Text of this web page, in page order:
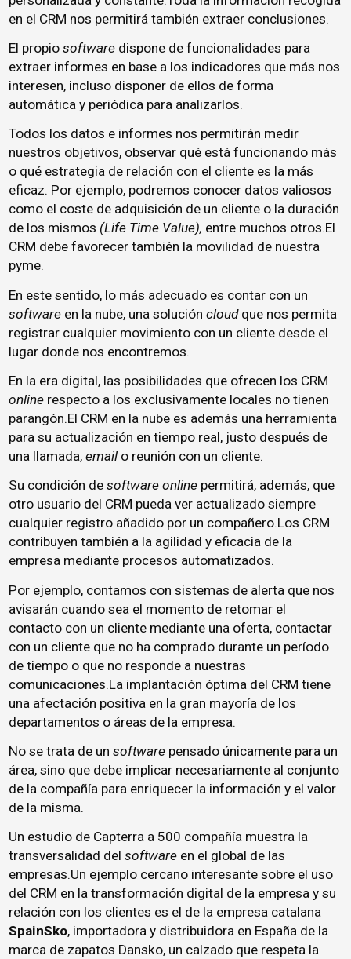
en el CRM nos permitirá también extraer conclusiones.
El propiosoftware dispone de funcionalidades para
extraer informes en base a los indicadores que más nos
interesen, incluso disponer de ellos de forma
automática y periódica para analizarlos.
Todos los datos e informes nos permitirán medir
nuestros objetivos, observar qué está funcionando más
o qué estrategia de relación con el cliente es la más
eficaz. Por ejemplo, podremos conocer datos valiosos
como el coste de adquisición de un cliente o la duración
de los mismos (Life Time Value), entre muchos otros.El
CRM debe favorecer también la movilidad de nuestra
pyme.
En este sentido, lo más adecuado es contar con un
software en la nube, una solucióncloudque nos permita
registrar cualquier movimiento con un cliente desde el
lugar donde nos encontremos.
En la era digital, las posibilidades que ofrecen los CRM
online respecto a los exclusivamente locales no tienen
parangón.El CRM en la nube es además una herramienta
para su actualización en tiempo real, justo después de
una llamada,email o reunión con un cliente.
Su condición desoftware online permitirá, además, que
otro usuario del CRM pueda ver actualizado siempre
cualquier registro añadido por un compañero.Los CRM
contribuyen también a la agilidad y eficacia de la
empresa mediante procesos automatizados.
Por ejemplo, contamos con sistemas de alerta que nos
avisarán cuando sea el momento de retomar el
contacto con un cliente mediante una oferta, contactar
con un cliente que no ha comprado durante un período
de tiempo o que no responde a nuestras
comunicaciones.La implantación óptima del CRM tiene
una afectación positiva en la gran mayoría de los
departamentos o áreas de la empresa.
No se trata de unsoftware pensado únicamente para un
área, sino que debe implicar necesariamente al conjunto
de la compañía para enriquecer la información y el valor
de la misma.
Un estudio de Capterra a 500 compañía muestra la
transversalidad delsoftware en el global de las
empresas.Un ejemplo cercano interesante sobre el uso
del CRM en la transformación digital de la empresa y su
relación con los clientes es el de la empresa catalana
SpainSko, importadora y distribuidora en España de la
marca de zapatos Dansko, un calzado que respeta la